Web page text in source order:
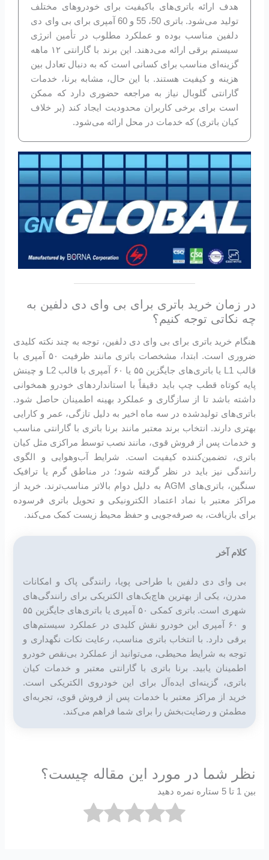
هدف ارائه باتری‌های باکیفیت برای خودروهای مختلف
تولید می‌شود. باتری 50، 55 و 60 آمپری برای بی وای دی
دلفین مناسب بوده و عملکرد مطلوب در تأمین انرژی
سیستم برقی ارائه می‌دهند. این برند با گارانتی ۱۲ ماهه
گزینه‌ای مناسب برای کسانی است که به دنبال تعادل بین
هزینه و کیفیت هستند. با این حال، مشابه برنا، خدمات
گارانتی گلوبال نیاز به مراجعه حضوری دارد که ممکن
است برای برخی کاربران محدودیت ایجاد کند (بر خلاف
کیان باتری) که خدمات در محل ارائه می‌شود.
در زمان خرید باتری برای بی وای دی دلفین به
چه نکاتی توجه کنیم؟
هنگام خرید باتری برای بی وای دی دلفین، توجه به چند نکته کلیدی
ضروری است. ابتدا، مشخصات باتری مانند ظرفیت ۵۰ آمپری با
قالب L1 یا باتری‌های جایگزین ۵۵ یا ۶۰ آمپری با قالب L2 و چینش
پایه کوتاه قطب چپ باید دقیقاً با استانداردهای خودرو همخوانی
داشته باشد تا از سازگاری و عملکرد بهینه اطمینان حاصل شود.
باتری‌های تولیدشده در سه ماه اخیر به دلیل تازگی، عمر و کارایی
بهتری دارند. انتخاب برند معتبر مانند برنا باتری با گارانتی مناسب
و خدمات پس از فروش قوی، مانند نصب توسط مراکزی مثل کیان
باتری، تضمین‌کننده کیفیت است. شرایط آب‌وهوایی و الگوی
رانندگی نیز باید در نظر گرفته شود؛ در مناطق گرم یا ترافیک
سنگین، باتری‌های AGM به دلیل دوام بالاتر مناسب‌ترند. خرید از
مراکز معتبر با نماد اعتماد الکترونیکی و تحویل باتری فرسوده
برای بازیافت، به صرفه‌جویی و حفظ محیط زیست کمک می‌کند.
کلام آخر
بی وای دی دلفین با طراحی پویا، رانندگی پاک و امکانات
مدرن، یکی از بهترین هاچ‌بک‌های الکتریکی برای رانندگی‌های
شهری است. باتری کمکی ۵۰ آمپری یا باتری‌های جایگزین ۵۵
و ۶۰ آمپری این خودرو نقش کلیدی در عملکرد سیستم‌های
برقی دارد. با انتخاب باتری مناسب، رعایت نکات نگهداری و
توجه به شرایط محیطی، می‌توانید از عملکرد بی‌نقص خودرو
اطمینان یابید. برنا باتری با گارانتی معتبر و خدمات کیان
باتری، گزینه‌ای ایده‌آل برای این خودروی الکتریکی است.
خرید از مراکز معتبر با خدمات پس از فروش قوی، تجربه‌ای
مطمئن و رضایت‌بخش را برای شما فراهم می‌کند.
نظر شما در مورد این مقاله چیست؟
بین 1 تا 5 ستاره نمره دهید